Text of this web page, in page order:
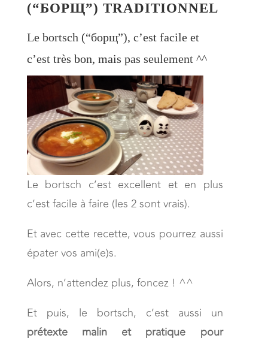
(“БОРЩ”) TRADITIONNEL
Le bortsch (“борщ”), c’est facile et
c’est très bon, mais pas seulement ^^
Le bortsch c’est excellent et en plus
c’est facile à faire (les 2 sont vrais).
Et avec cette recette, vous pourrez aussi
épater vos ami(e)s.
Alors, n’attendez plus, foncez ! ^^
Et puis, le bortsch, c’est aussi un
prétexte malin et pratique pour